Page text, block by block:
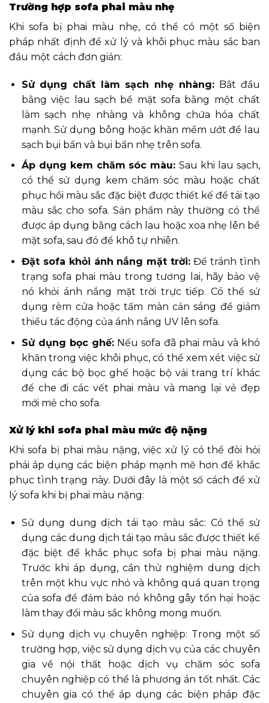
Trường hợp sofa phai màu nhẹ
Khi sofa bị phai màu nhẹ, có thể có một số biện
pháp nhất định để xử lý và khôi phục màu sắc ban
đầu một cách đơn giản:
Sử dụng chất làm sạch nhẹ nhàng: Bắt đầu
bằng việc lau sạch bề mặt sofa bằng một chất
làm sạch nhẹ nhàng và không chứa hóa chất
mạnh. Sử dụng bông hoặc khăn mềm ướt để lau
sạch bụi bẩn và bụi bẩn nhẹ trên sofa.
Áp dụng kem chăm sóc màu:Sau khi lau sạch,
có thể sử dụng kem chăm sóc màu hoặc chất
phục hồi màu sắc đặc biệt được thiết kế để tái tạo
màu sắc cho sofa. Sản phẩm này thường có thể
được áp dụng bằng cách lau hoặc xoa nhẹ lên bề
mặt sofa, sau đó để khô tự nhiên.
Đặt sofa khỏi ánh nắng mặt trời: Để tránh tình
trạng sofa phai màu trong tương lai, hãy bảo vệ
nó khỏi ánh nắng mặt trời trực tiếp. Có thể sử
dụng rèm cửa hoặc tấm màn cản sáng để giảm
thiểu tác động của ánh nắng UV lên sofa.
Sử dụng bọc ghế: Nếu sofa đã phai màu và khó
khăn trong việc khôi phục, có thể xem xét việc sử
dụng các bộ bọc ghế hoặc bộ vải trang trí khác
để che đi các vết phai màu và mang lại vẻ đẹp
mới mẻ cho sofa.
Xử lý khi sofa phai màu mức độ nặng
Khi sofa bị phai màu nặng, việc xử lý có thể đòi hỏi
phải áp dụng các biện pháp mạnh mẽ hơn để khắc
phục tình trạng này. Dưới đây là một số cách để xử
lý sofa khi bị phai màu nặng:
Sử dụng dung dịch tái tạo màu sắc: Có thể sử
dụng các dung dịch tái tạo màu sắc được thiết kế
đặc biệt để khắc phục sofa bị phai màu nặng.
Trước khi áp dụng, cần thử nghiệm dung dịch
trên một khu vực nhỏ và không quá quan trọng
của sofa để đảm bảo nó không gây tổn hại hoặc
làm thay đổi màu sắc không mong muốn.
Sử dụng dịch vụ chuyên nghiệp: Trong một số
trường hợp, việc sử dụng dịch vụ của các chuyên
gia về nội thất hoặc dịch vụ chăm sóc sofa
chuyên nghiệp có thể là phương án tốt nhất. Các
chuyên gia có thể áp dụng các biện pháp đặc